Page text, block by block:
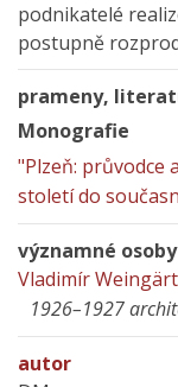
podnikatelé
postupně
prameny,
Monografie
"Plzeň: průvodce
století do
významné osoby
Vladimír
1926–1927
autor